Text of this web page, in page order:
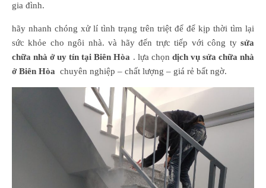
gia đình.
hãy nhanh chóng xử lí tình trạng trên triệt để để kịp thời tìm lại
sức khỏe cho ngôi nhà. và hãy đến trực tiếp với công ty sửa
chữa nhà ở uy tín tại Biên Hòa . lựa chọn dịch vụ sửa chữa nhà
ở Biên Hòa chuyên nghiệp – chất lượng – giá rẻ bất ngờ.